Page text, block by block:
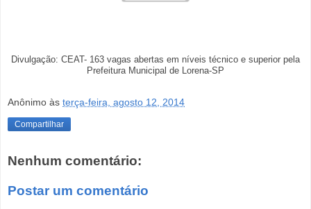
Divulgação: CEAT- 163 vagas abertas em níveis técnico e superior pela
Prefeitura Municipal de Lorena-SP
Anônimo às terça-feira, agosto 12, 2014
Compartilhar
Nenhum comentário:
Postar um comentário